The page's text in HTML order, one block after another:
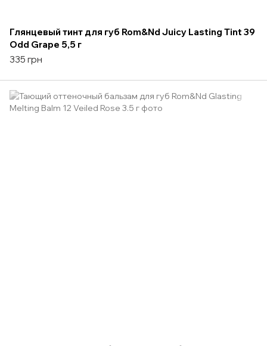
Глянцевый тинт для губ Rom&Nd Juicy Lasting Tint 39
Odd Grape 5,5 г
335 грн